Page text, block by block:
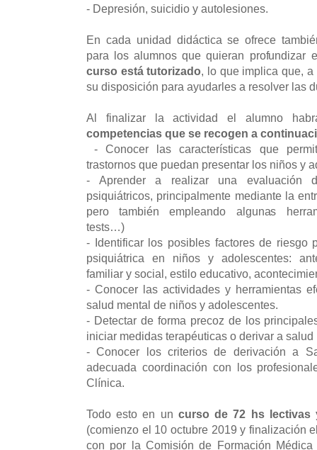
- Depresión, suicidio y autolesiones.
En cada unidad didáctica se ofrece
para los alumnos que quieran profundizar
curso está tutorizado, lo que implica que,
su disposición para ayudarles a resolver las
Al finalizar la actividad el alumno
competencias que se recogen a
- Conocer las características que
trastornos que puedan presentar los niños y
- Aprender a realizar una evaluación
psiquiátricos, principalmente mediante la
pero también empleando algunas
tests…)
- Identificar los posibles factores de riesgo
psiquiátrica en niños y adolescentes:
familiar y social, estilo educativo,
- Conocer las actividades y herramientas
salud mental de niños y adolescentes.
- Detectar de forma precoz de los
iniciar medidas terapéuticas o derivar a
- Conocer los criterios de derivación a
adecuada coordinación con los
Clínica.
Todo esto en un curso de 72 hs lectivas
(comienzo el 10 octubre 2019 y finalización
con por la Comisión de Formación